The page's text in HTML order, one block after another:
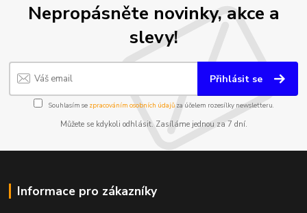
Nepropásněte novinky, akce a
slevy!
Přihlásit se
Souhlasím se zpracováním osobních údajůza účelem rozesílky newsletteru.
Můžete se kdykoli odhlásit. Zasíláme jednou za 7 dní.
Informace pro zákazníky